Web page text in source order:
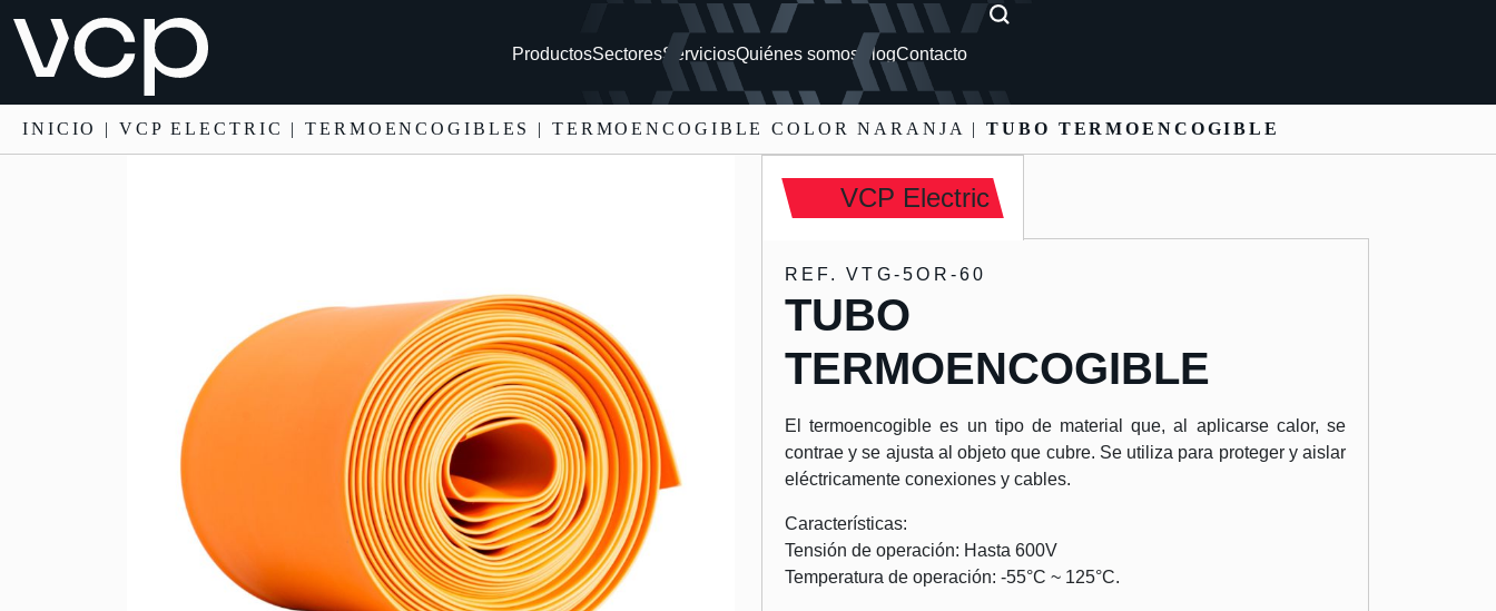
ProductosSectoresServiciosQuiénes somos BlogContacto
INICIO | VCP ELECTRIC |TERMOENCOGIBLES | TERMOENCOGIBLE COLOR NARANJA |TUBO TERMOENCOGIBLE
VCP Electric
REF. VTG-5OR-60
TUBO
TERMOENCOGIBLE
El termoencogible es un tipo de material que, al aplicarse calor, se
contrae y se ajusta al objeto que cubre. Se utiliza para proteger y aislar
eléctricamente conexiones y cables.
Características:
Tensión de operación: Hasta 600V
Temperatura de operación: -55°C ~ 125°C.